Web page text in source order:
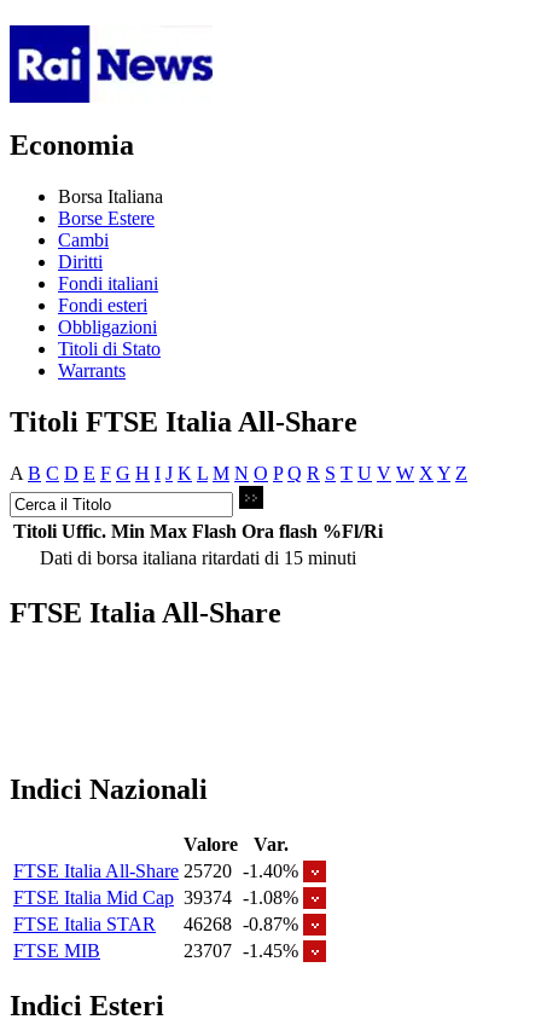
Economia
Borsa Italiana
Borse Estere
Cambi
Diritti
Fondi italiani
Fondi esteri
Obbligazioni
Titoli di Stato
Warrants
Titoli FTSE Italia All-Share
A B C D E F G H I J K L M N O P Q R S T U V W X Y Z
Titoli Uffic. Min Max Flash Ora flash %Fl/Ri
Dati di borsa italiana ritardati di 15 minuti
FTSE Italia All-Share
Indici Nazionali
Valore
Var.
FTSE Italia All-Share 25720 -1.40%
FTSE Italia Mid Cap 39374 -1.08%
FTSE Italia STAR
46268 -0.87%
FTSE MIB
23707 -1.45%
Indici Esteri